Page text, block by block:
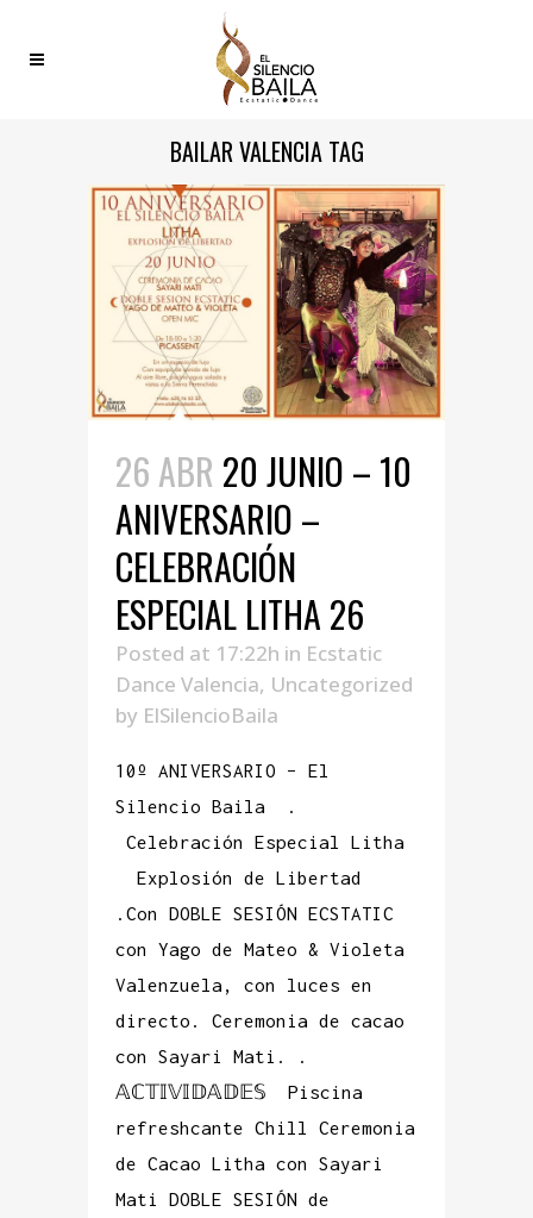
BAILAR VALENCIA TAG
26 ABR 20 JUNIO – 10
ANIVERSARIO –
CELEBRACIÓN
ESPECIAL LITHA 26
Posted at 17:22h in Ecstatic
Dance Valencia, Uncategorized
by ElSilencioBaila
10º ANIVERSARIO – El
Silencio Baila .
Celebración Especial Litha
Explosión de Libertad
.Con DOBLE SESIÓN ECSTATIC
con Yago de Mateo & Violeta
Valenzuela, con luces en
directo. Ceremonia de cacao
con Sayari Mati. .
𝔸ℂ𝕋𝕀𝕍𝕀𝔻𝔸𝔻𝔼𝕊 Piscina
refreshcante Chill Ceremonia
de Cacao Litha con Sayari
Mati DOBLE SESIÓN de